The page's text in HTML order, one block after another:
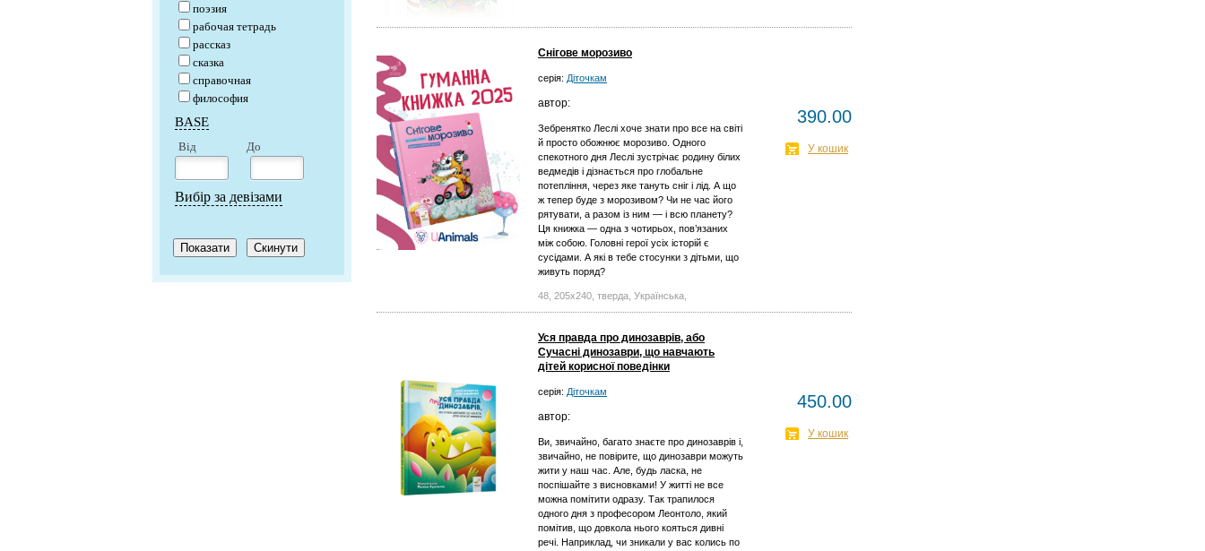
поэзия
рабочая тетрадь
рассказ
сказка
справочная
философия
BASE
Від До
Вибір за девізами
390.00
У кошик
Снігове морозиво
серія: Діточкам
автор:
Зебренятко Леслі хоче знати про все на світі
й просто обожнює морозиво. Одного
спекотного дня Леслі зустрічає родину білих
ведмедів і дізнається про глобальне
потепління, через яке тануть сніг і лід. А що
ж тепер буде з морозивом? Чи не час його
рятувати, а разом із ним — і всю планету?
Ця книжка — одна з чотирьох, пов’язаних
між собою. Головні герої усіх історій є
сусідами. А які в тебе стосунки з дітьми, що
живуть поряд?
48, 205х240, тверда, Українська,
450.00
У кошик
Уся правда про динозаврів, або
Сучасні динозаври, що навчають
дітей корисної поведінки
серія: Діточкам
автор:
Ви, звичайно, багато знаєте про динозаврів і,
звичайно, не повірите, що динозаври можуть
жити у наш час. Але, будь ласка, не
поспішайте з висновками! У житті не все
можна помітити одразу. Так трапилося
одного дня з професором Леонтоло, який
помітив, що довкола нього кояться дивні
речі. Наприклад, чи зникали у вас колись по